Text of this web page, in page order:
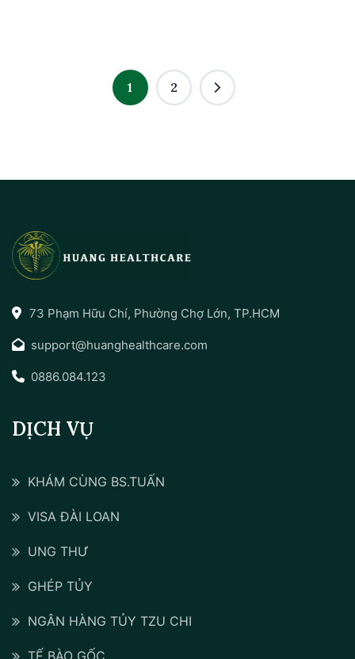
1 2
73 Phạm Hữu Chí, Phường Chợ Lớn, TP.HCM
support@huanghealthcare.com
0886.084.123
DỊCH VỤ
KHÁM CÙNG BS.TUẤN
VISA ĐÀI LOAN
UNG THƯ
GHÉP TỦY
NGÂN HÀNG TỦY TZU CHI
TẾ BÀO GỐC